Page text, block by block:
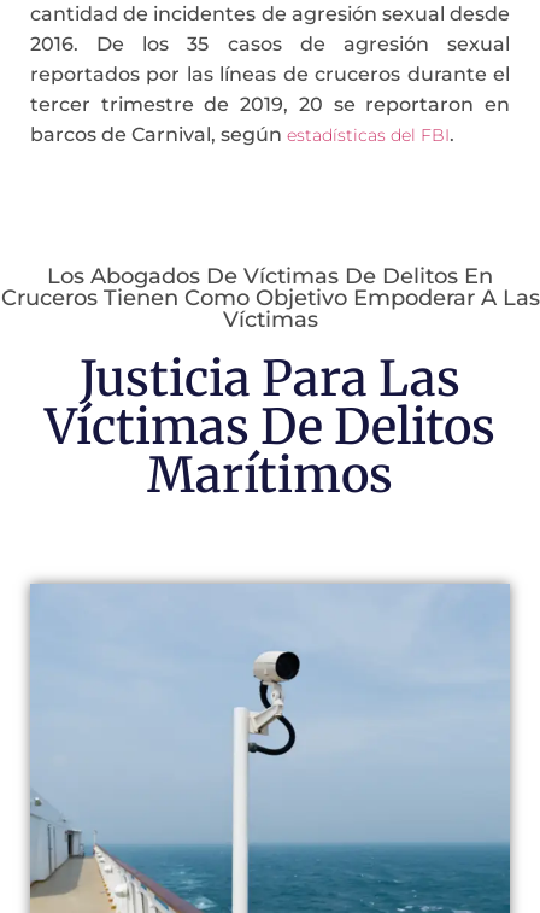
cantidad de incidentes de agresión sexual desde
2016. De los 35 casos de agresión sexual
reportados por las líneas de cruceros durante el
tercer trimestre de 2019, 20 se reportaron en
barcos de Carnival, según estadísticas del FBI.
Los Abogados De Víctimas De Delitos En
Cruceros Tienen Como Objetivo Empoderar A Las
Víctimas
Justicia Para Las
Víctimas De Delitos
Marítimos